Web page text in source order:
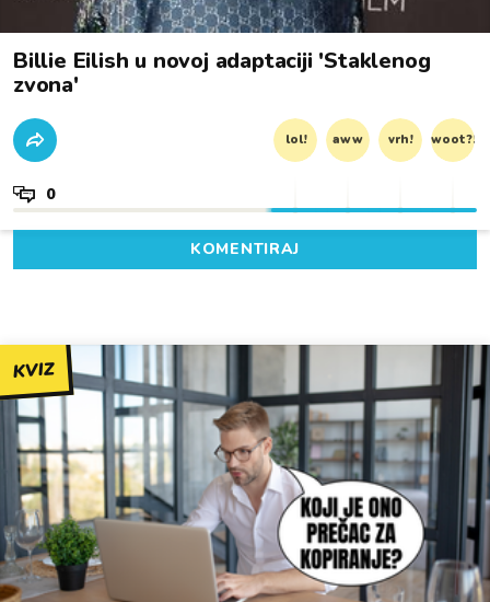
Billie Eilish u novoj adaptaciji 'Staklenog
zvona'
lol! aww vrh! woot?!
0
KOMENTIRAJ
KVIZ